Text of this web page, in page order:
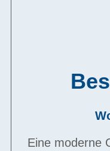
Eine moderne